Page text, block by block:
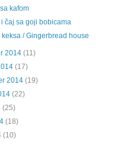
kafom
čaj sa goji bobicama
/ Gingerbread house
2014 (11)
(17)
2014 (19)
(22)
(25)
(18)
(10)